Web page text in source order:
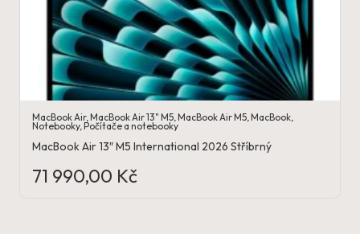
MacBook Air,MacBook Air 13" M5 ,MacBook Air M5 ,MacBook
Notebooky,Počítače a notebooky
MacBook Air 13″ M5 International 2026 Stříbrný
71 990,00 Kč